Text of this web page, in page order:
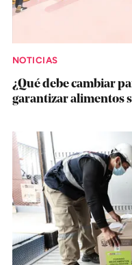
NOTICIAS
¿Qué debe cambiar
garantizar alimentos